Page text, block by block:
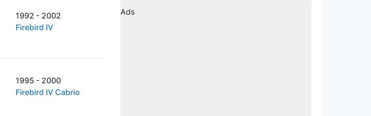
1992 - 2002
Firebird IV
1995 - 2000
Firebird IV Cabrio
Ads